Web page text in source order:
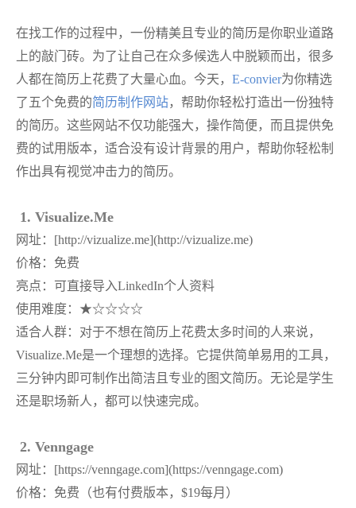
在找工作的过程中，一份精美且专业的简历是你职业道路
上的敲门砖。为了让自己在众多候选人中脱颖而出，很多
人都在简历上花费了大量心血。今天， E-convier为你精选
了五个免费的简历制作网站，帮助你轻松打造出一份独特
的简历。这些网站不仅功能强大，操作简便，而且提供免
费的试用版本，适合没有设计背景的用户，帮助你轻松制
作出具有视觉冲击力的简历。
1. Visualize.Me
网址： [http://vizualize.me](http://vizualize.me)
价格：免费
亮点：可直接导入LinkedIn个人资料
使用难度： ★☆☆☆☆
适合人群：对于不想在简历上花费太多时间的人来说，
Visualize.Me是一个理想的选择。它提供简单易用的工具，
三分钟内即可制作出简洁且专业的图文简历。无论是学生
还是职场新人，都可以快速完成。
2. Venngage
网址： [https://venngage.com](https://venngage.com)
价格：免费（也有付费版本， $19每月）